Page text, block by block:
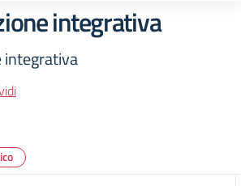
integrativa